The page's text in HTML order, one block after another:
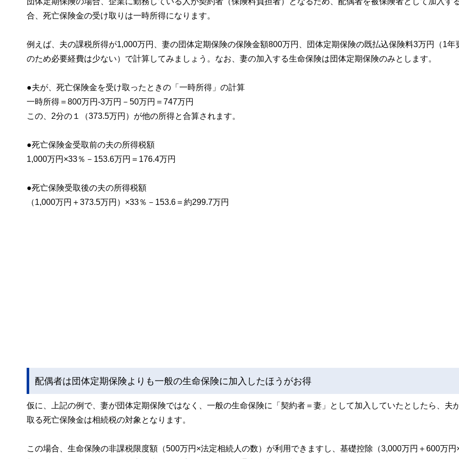
合、死亡保険金の受け取りは一時所得になります。
例えば、夫の課税所得が1,000万円、妻の団体定期保険の保険金額800万円、団体定期保険の既払込保険料3万円（1年
のため必要経費は少ない）で計算してみましょう。なお、妻の加入する生命保険は団体定期保険のみとします。
●夫が、死亡保険金を受け取ったときの「一時所得」の計算
一時所得＝800万円-3万円－50万円＝747万円
この、2分の１（373.5万円）が他の所得と合算されます。
●死亡保険金受取前の夫の所得税額
1,000万円×33％－153.6万円＝176.4万円
●死亡保険受取後の夫の所得税額
（1,000万円＋373.5万円）×33％－153.6＝約299.7万円
配偶者は団体定期保険よりも一般の生命保険に加入したほうがお得
仮に、上記の例で、妻が団体定期保険ではなく、一般の生命保険に「契約者＝妻」として加入していたとしたら、夫
取る死亡保険金は相続税の対象となります。
この場合、生命保険の非課税限度額（500万円×法定相続人の数）が利用できますし、基礎控除（3,000万円＋600万円